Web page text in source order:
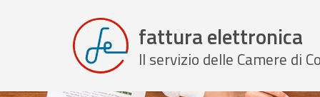
fattura elettronica
Il servizio delle Camere di